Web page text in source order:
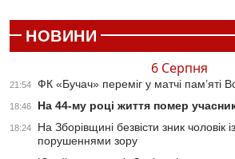
НОВИНИ
6 Серпня
21:54 ФК «Бучач» переміг у матчі пам’яті
18:46 На 44-му році життя помер
18:24
На Зборівщині безвісти зник чоловік
порушеннями зору